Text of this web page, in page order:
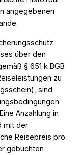
angegebenen
über den
§ 651 k BGB
zu
sind
Anzahlung in
mit der
Reisepreis pro
gebuchten